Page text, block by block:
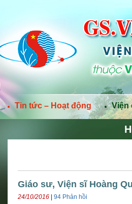
Tin tức – Hoạt động Viện
Giáo sư, Viện sĩ Hoàng
24/10/2016 94 Phản hồi